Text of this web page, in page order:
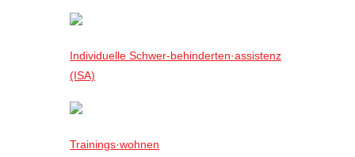
Individuelle Schwer-behinderten·assistenz
(ISA)
Trainings·wohnen